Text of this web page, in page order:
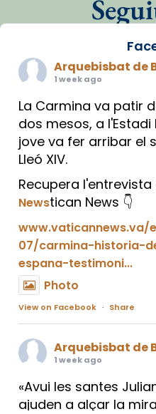
Arquebisbat de
1 week ago
La Carmina va patir
dos mesos, a
jove va fer arribar el
Lleó XIV.
Recupera
Newstican News 👇
07/carmina-historia-
espana-testimoni...
Photo
View on Facebook · Share
Arquebisbat de
1 week ago
«Avui les santes
ajuden a alçar la